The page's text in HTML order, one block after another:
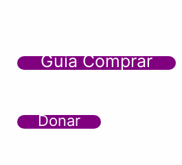
Guía Comprar
Donar